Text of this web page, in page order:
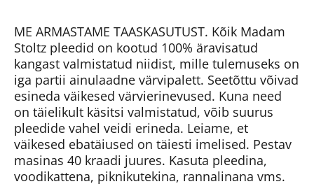
ME ARMASTAME TAASKASUTUST. Kõik Madam
Stoltz pleedid on kootud 100% äravisatud
kangast valmistatud niidist, mille tulemuseks on
iga partii ainulaadne värvipalett. Seetõttu võivad
esineda väikesed värvierinevused. Kuna need
on täielikult käsitsi valmistatud, võib suurus
pleedide vahel veidi erineda. Leiame, et
väikesed ebatäiused on täiesti imelised. Pestav
masinas 40 kraadi juures. Kasuta pleedina,
voodikattena, piknikutekina, rannalinana vms.